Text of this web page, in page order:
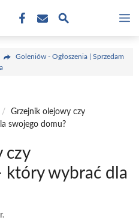
Goleniów - Ogłoszenia | Sprzedam
/
Grzejnik olejowy czy
swojego domu?
czy
który wybrać dla